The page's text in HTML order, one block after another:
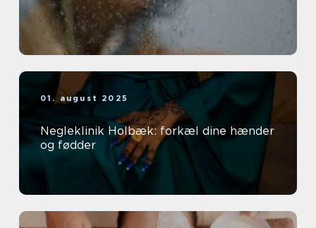
01. august 2025
Negleklinik Holbæk: forkæl dine hænder
og fødder